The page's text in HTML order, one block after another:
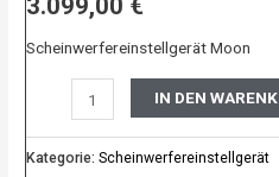
Scheinwerfereinstellgerät Moon
IN DEN
Kategorie:Scheinwerfereinstellgerät